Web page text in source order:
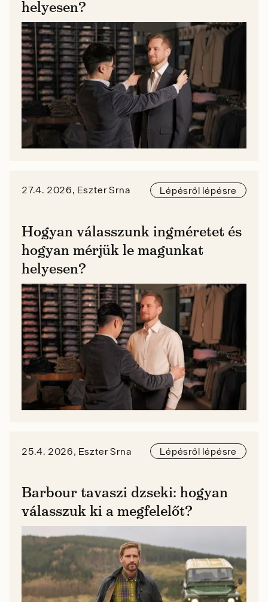
helyesen?
27.4. 2026, Eszter Srna Lépésről lépésre
Hogyan válasszunk ingméretet és
hogyan mérjük le magunkat
helyesen?
25.4. 2026, Eszter Srna Lépésről lépésre
Barbour tavaszi dzseki: hogyan
válasszuk ki a megfelelőt?